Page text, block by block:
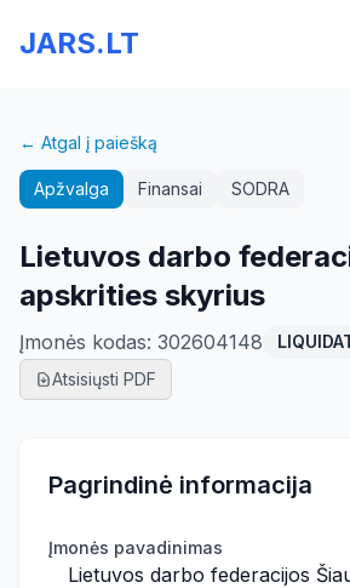
JARS.LT
← Atgal į paiešką
Apžvalga Finansai SODRA
Lietuvos darbo
apskrities skyrius
Įmonės kodas: 302604148
Atsisiųsti PDF
Pagrindinė informacija
Įmonės pavadinimas
Lietuvos darbo federacijos